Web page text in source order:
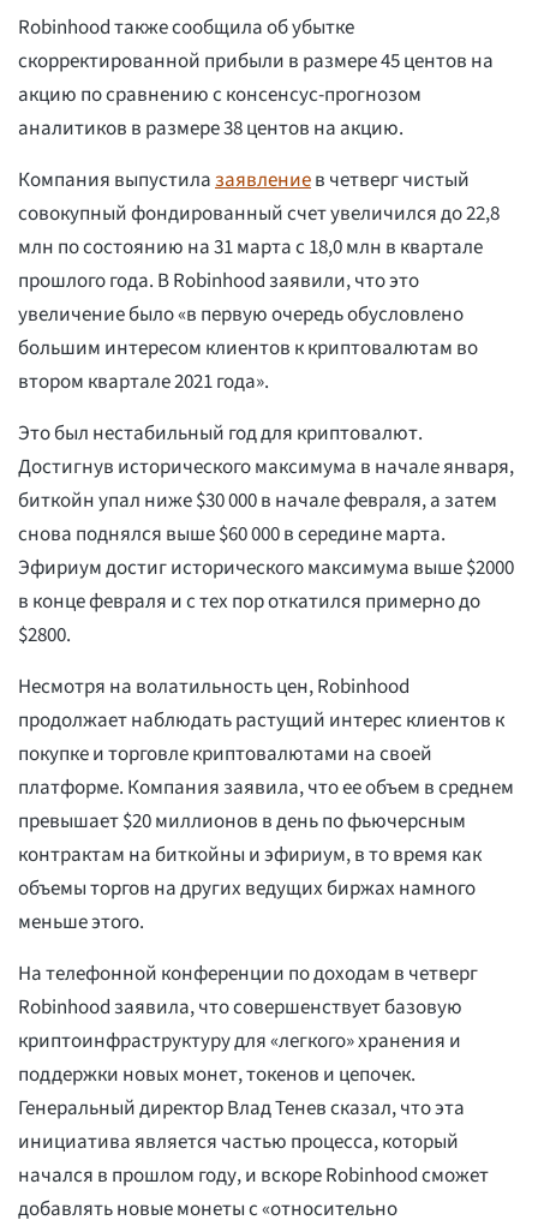
Robinhood также сообщила об убытке
скорректированной прибыли в размере 45 центов на
акцию по сравнению с консенсус-прогнозом
аналитиков в размере 38 центов на акцию.
Компания выпустилазаявлениев четверг чистый
совокупный фондированный счет увеличился до 22,8
млн по состоянию на 31 марта с 18,0 млн в квартале
прошлого года. В Robinhood заявили, что это
увеличение было «в первую очередь обусловлено
большим интересом клиентов к криптовалютам во
втором квартале 2021 года».
Это был нестабильный год для криптовалют.
Достигнув исторического максимума в начале января,
биткойн упал ниже $30 000 в начале февраля, а затем
снова поднялся выше $60 000 в середине марта.
Эфириум достиг исторического максимума выше $2000
в конце февраля и с тех пор откатился примерно до
$2800.
Несмотря на волатильность цен, Robinhood
продолжает наблюдать растущий интерес клиентов к
покупке и торговле криптовалютами на своей
платформе. Компания заявила, что ее объем в среднем
превышает $20 миллионов в день по фьючерсным
контрактам на биткойны и эфириум, в то время как
объемы торгов на других ведущих биржах намного
меньше этого.
На телефонной конференции по доходам в четверг
Robinhood заявила, что совершенствует базовую
криптоинфраструктуру для «легкого» хранения и
поддержки новых монет, токенов и цепочек.
Генеральный директор Влад Тенев сказал, что эта
инициатива является частью процесса, который
начался в прошлом году, и вскоре Robinhood сможет
добавлять новые монеты с «относительно